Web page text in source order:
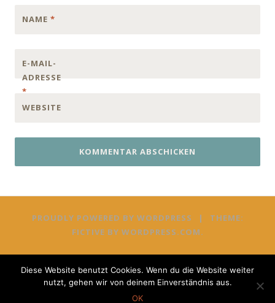
NAME *
E-MAIL-
ADRESSE
*
WEBSITE
PROUDLY POWERED BY WORDPRESS |
THEME:
FICTIVE BY WORDPRESS.COM.
Diese Website benutzt Cookies. Wenn du die Website weiter
nutzt, gehen wir von deinem Einverständnis aus.
OK